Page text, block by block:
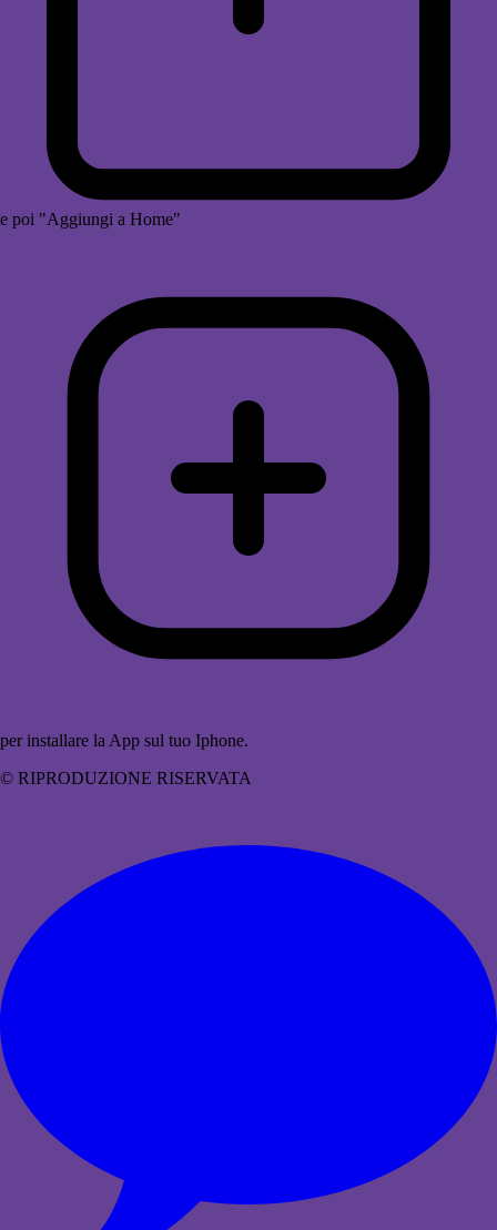
e poi "Aggiungi a Home"
per installare la App sul tuo Iphone.
© RIPRODUZIONE RISERVATA